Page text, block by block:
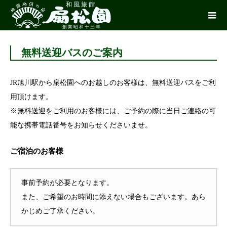
無料送迎バスのご案内
JR旭川駅から扇松園へのお越しのお客様は、無料送迎バスをご利
用頂けます。
※無料送迎をご利用のお客様には、ご予約の際に当日ご連絡の可
能な携帯電話番号をお知らせくださいませ。
ご宿泊のお客様
事前予約が必要となります。
また、ご希望のお時間に添えない場合もございます。あら
かじめご了承ください。